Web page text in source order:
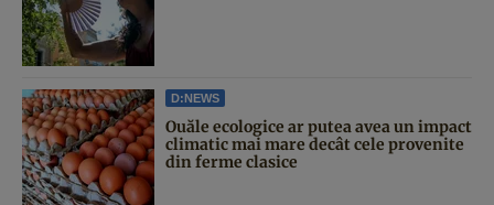
D:NEWS
Ouăle ecologice ar putea avea un impact
climatic mai mare decât cele provenite
din ferme clasice